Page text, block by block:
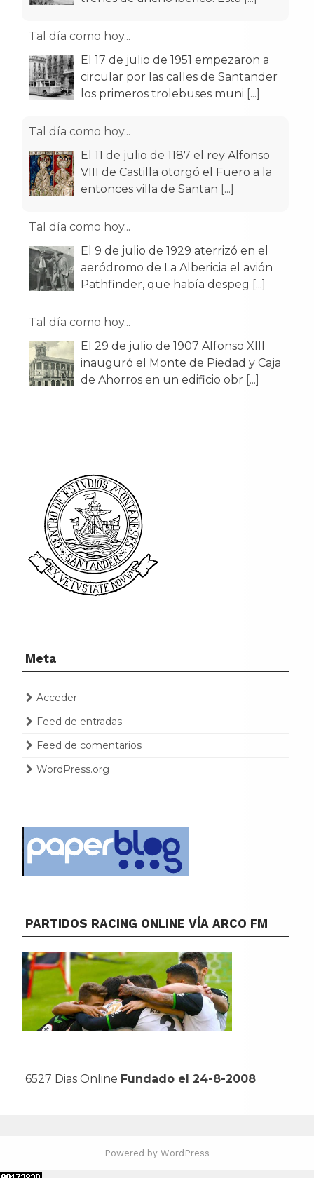
Tal día como hoy...
El 11 de julio de 1187 el rey Alfonso
VIII de Castilla otorgó el Fuero a la
Tal día como hoy...
El 9 de julio de 1929 aterrizó en el
aeródromo de La Albericia el avión
Tal día como hoy...
El 29 de julio de 1907 Alfonso XIII
inauguró el Monte de Piedad y Caja
Meta
Acceder
Feed de entradas
Feed de comentarios
WordPress.org
PARTIDOS RACING ONLINE VÍA ARCO FM
6527 Dias Online Fundado el 24-8-2008
Powered by WordPress